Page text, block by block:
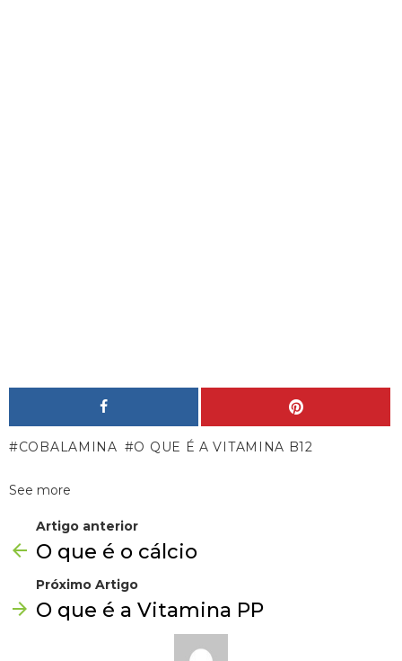
COBALAMINA O QUE É A VITAMINA B12
See more
Artigo anterior
O que é o cálcio
Próximo Artigo
O que é a Vitamina PP